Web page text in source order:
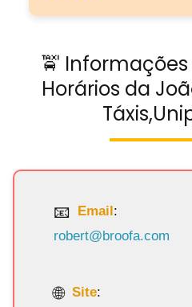
🚖
Horários da
Email:
robert@broofa.com
Site: